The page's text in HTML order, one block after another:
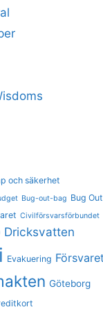
och säkerhet
Bug-out-bag Bug Out
Civilförsvarsförbundet
Dricksvatten
Evakuering Försvaret
Göteborg